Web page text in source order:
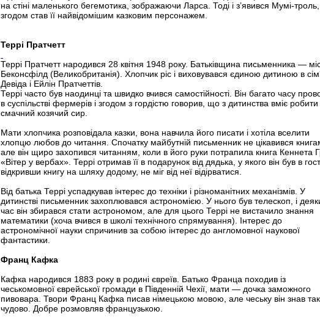
на стіні маленького бегемотика, зображаючи Ларса. Тоді і з’явився Мумі-
згодом став її найвідомішим казковим персонажем.
Террі Пратчетт
Террі Пратчетт народився 28 квітня 1948 року. Батьківщина письменника —
Беконсфілд (Великобританія). Хлопчик ріс і виховувався єдиною дитиною в
Девіда і Ейлін Пратчеттів.
Террі часто був наодинці та швидко вчився самостійності. Він багато часу
в суспільстві фермерів і згодом з гордістю говорив, що з дитинства вміє робити
смачний козячий сир.
Мати хлопчика розповідала казки, вона навчила його писати і хотіла вселити
хлопцю любов до читання. Спочатку майбутній письменник не цікавився
але він щиро захопився читанням, коли в його руки потрапила книга Кеннета
«Вітер у вербах». Террі отримав її в подарунок від дядька, у якого він був в
відкривши книгу на шляху додому, не міг від неї відірватися.
Від батька Террі успадкував інтерес до техніки і різноманітних механізмів. У
дитинстві письменник захоплювався астрономією. У нього був телескоп, і
час він збирався стати астрономом, але для цього Террі не вистачило знання
математики (хоча вчився в школі технічного спрямування). Інтерес до
астрономічної науки спричинив за собою інтерес до англомовної наукової
фантастики.
Франц Кафка
Кафка народився 1883 року в родині євреїв. Батько Франца походив із
чеськомовної єврейської громади в Південній Чехії, мати — дочка заможного
пивовара. Твори Франц Кафка писав німецькою мовою, але чеську він знав
чудово. Добре розмовляв французькою.